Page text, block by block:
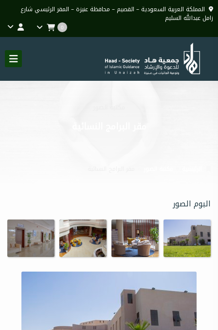
المملكة العربية السعودية – القصيم – محافظة عنيزة – المقر الرئيسي شارع
زامل عبدالله السليم
0
البوم الصور